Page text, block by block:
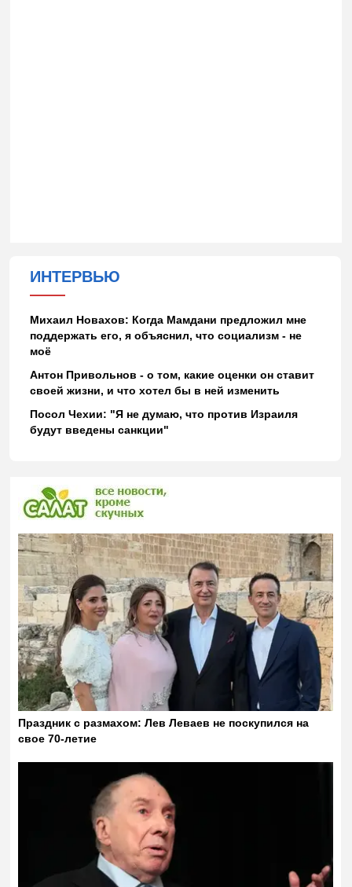
ИНТЕРВЬЮ
Михаил Новахов: Когда Мамдани предложил мне
поддержать его, я объяснил, что социализм - не
моё
Антон Привольнов - о том, какие оценки он ставит
своей жизни, и что хотел бы в ней изменить
Посол Чехии: "Я не думаю, что против Израиля
будут введены санкции"